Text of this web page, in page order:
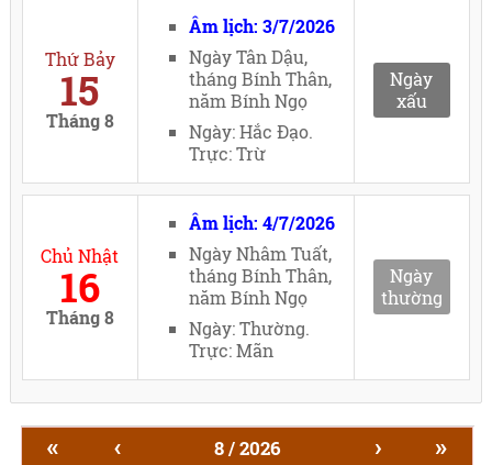
Thứ Bảy
15
Tháng 8
Âm lịch: 3/7/2026
Ngày Tân Dậu,
tháng Bính Thân,
năm Bính Ngọ
Ngày: Hắc Đạo.
Trực: Trừ
Ngày
xấu
Chủ Nhật
16
Tháng 8
Âm lịch: 4/7/2026
Ngày Nhâm Tuất,
tháng Bính Thân,
năm Bính Ngọ
Ngày: Thường.
Trực: Mãn
Ngày
thường
« ‹ 8 / 2026 › »